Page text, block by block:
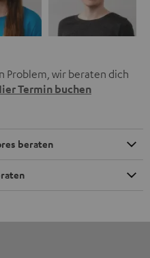
Problem, wir beraten dich
Termin buchen
beraten